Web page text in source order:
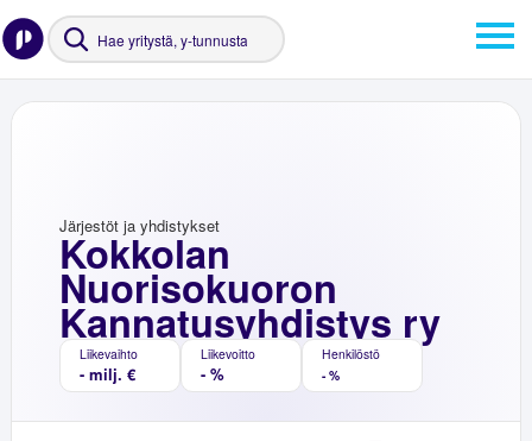
Kokkolan
Nuorisokuoron
Kannatusyhdistys ry
Järjestöt ja yhdistykset
Liikevaihto
- milj. €
Liikevoitto
- %
Henkilöstö
- %